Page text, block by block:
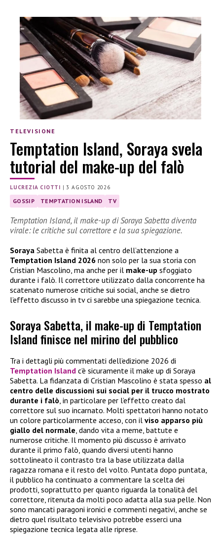
TELEVISIONE
Temptation Island, Soraya svela
tutorial del make-up del falò
LUCREZIA CIOTTI |3 AGOSTO 2026
GOSSIP TEMPTATION ISLAND TV
Temptation Island, il make-up di Soraya Sabetta diventa
virale: le critiche sul correttore e la sua spiegazione.
Soraya Sabetta è finita al centro dell’attenzione a
Temptation Island 2026 non solo per la sua storia con
Cristian Mascolino, ma anche per il make-up sfoggiato
durante i falò. Il correttore utilizzato dalla concorrente ha
scatenato numerose critiche sui social, anche se dietro
l’effetto discusso in tv ci sarebbe una spiegazione tecnica.
Soraya Sabetta, il make-up di Temptation
Island finisce nel mirino del pubblico
Tra i dettagli più commentati dell’edizione 2026 di
Temptation Island c’è sicuramente il make up di Soraya
Sabetta. La fidanzata di Cristian Mascolino è stata spesso al
centro delle discussioni sui social per il trucco mostrato
durante i falò , in particolare per l’effetto creato dal
correttore sul suo incarnato. Molti spettatori hanno notato
un colore particolarmente acceso, con il viso apparso più
giallo del normale , dando vita a meme, battute e
numerose critiche. Il momento più discusso è arrivato
durante il primo falò, quando diversi utenti hanno
sottolineato il contrasto tra la base utilizzata dalla
ragazza romana e il resto del volto. Puntata dopo puntata,
il pubblico ha continuato a commentare la scelta dei
prodotti, soprattutto per quanto riguarda la tonalità del
correttore, ritenuta da molti poco adatta alla sua pelle. Non
sono mancati paragoni ironici e commenti negativi, anche se
dietro quel risultato televisivo potrebbe esserci una
spiegazione tecnica legata alle riprese.